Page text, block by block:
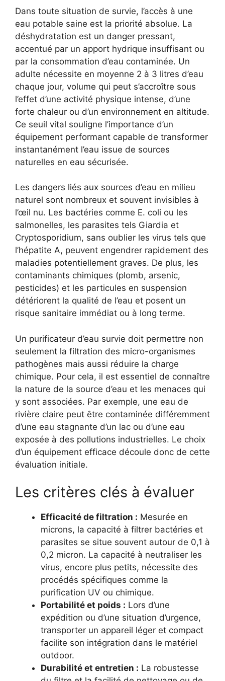
Dans toute situation de survie, l’accès à une
eau potable saine est la priorité absolue. La
déshydratation est un danger pressant,
accentué par un apport hydrique insuffisant ou
par la consommation d’eau contaminée. Un
adulte nécessite en moyenne 2 à 3 litres d’eau
chaque jour, volume qui peut s’accroître sous
l’effet d’une activité physique intense, d’une
forte chaleur ou d’un environnement en altitude.
Ce seuil vital souligne l’importance d’un
équipement performant capable de transformer
instantanément l’eau issue de sources
naturelles en eau sécurisée.
Les dangers liés aux sources d’eau en milieu
naturel sont nombreux et souvent invisibles à
l’œil nu. Les bactéries comme E. coli ou les
salmonelles, les parasites tels Giardia et
Cryptosporidium, sans oublier les virus tels que
l’hépatite A, peuvent engendrer rapidement des
maladies potentiellement graves. De plus, les
contaminants chimiques (plomb, arsenic,
pesticides) et les particules en suspension
détériorent la qualité de l’eau et posent un
risque sanitaire immédiat ou à long terme.
Un purificateur d’eau survie doit permettre non
seulement la filtration des micro-organismes
pathogènes mais aussi réduire la charge
chimique. Pour cela, il est essentiel de connaître
la nature de la source d’eau et les menaces qui
y sont associées. Par exemple, une eau de
rivière claire peut être contaminée différemment
d’une eau stagnante d’un lac ou d’une eau
exposée à des pollutions industrielles. Le choix
d’un équipement efficace découle donc de cette
évaluation initiale.
Les critères clés à évaluer
Efficacité de filtration : Mesurée en
microns, la capacité à filtrer bactéries et
parasites se situe souvent autour de 0,1 à
0,2 micron. La capacité à neutraliser les
virus, encore plus petits, nécessite des
procédés spécifiques comme la
purification UV ou chimique.
Portabilité et poids : Lors d’une
expédition ou d’une situation d’urgence,
transporter un appareil léger et compact
facilite son intégration dans le matériel
outdoor.
Durabilité et entretien : La robustesse